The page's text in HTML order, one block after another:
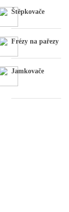
Štěpkovače
Frézy na pařezy
Jamkovače